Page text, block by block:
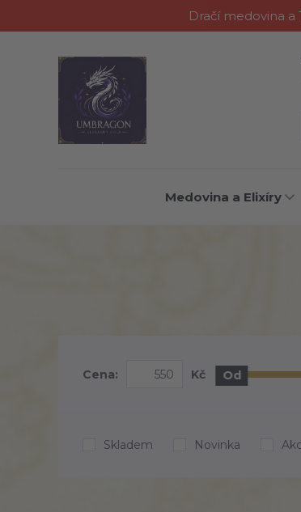
Dračí medovina
Medovina a Elixíry
Cena: Kč Od
Skladem Novinka